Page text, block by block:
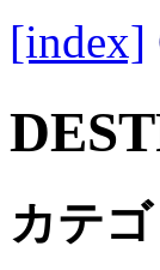
[index]
カテ